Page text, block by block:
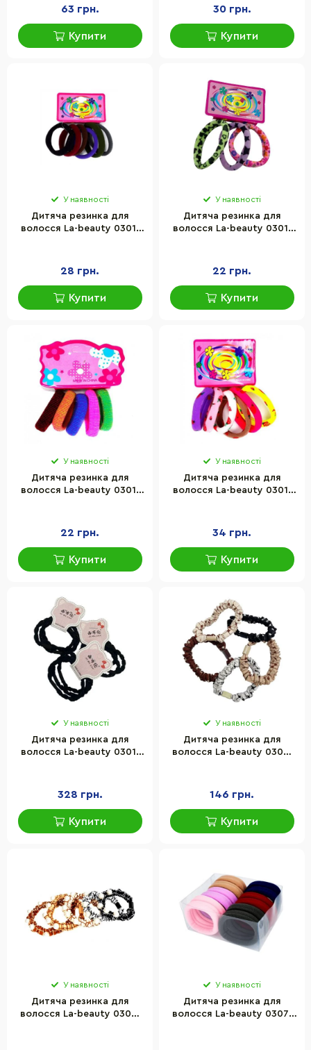
63 грн.
Купити
30 грн.
Купити
У наявності
Дитяча резинка для
волосся La-beauty 0301-
28 грн.
Купити
У наявності
Дитяча резинка для
волосся La-beauty 0301-
22 грн.
Купити
У наявності
Дитяча резинка для
волосся La-beauty 0301-
22 грн.
Купити
У наявності
Дитяча резинка для
волосся La-beauty 0301-
34 грн.
Купити
У наявності
Дитяча резинка для
волосся La-beauty 0301-
328 грн.
Купити
У наявності
Дитяча резинка для
волосся La-beauty 0303-
146 грн.
Купити
У наявності
Дитяча резинка для
волосся La-beauty 0303-
У наявності
Дитяча резинка для
волосся La-beauty 0307-